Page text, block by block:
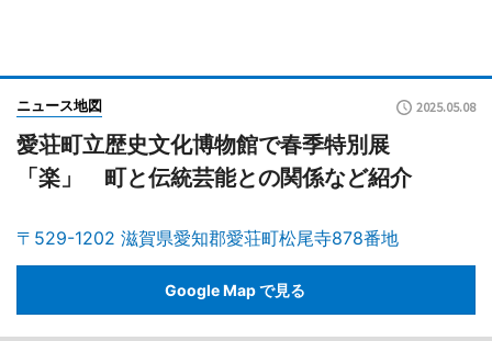
ニュース地図 2025.05.08
愛荘町立歴史文化博物館で春季特別展
「楽」 町と伝統芸能との関係など紹介
〒529-1202 滋賀県愛知郡愛荘町松尾寺878番地
Google Map で見る